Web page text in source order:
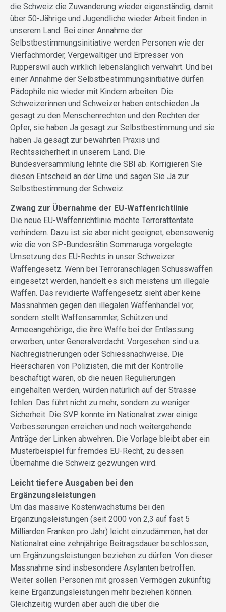
die Schweiz die Zuwanderung wieder eigenständig, damit
über 50-Jährige und Jugendliche wieder Arbeit finden in
unserem Land. Bei einer Annahme der
Selbstbestimmungsinitiative werden Personen wie der
Vierfachmörder, Vergewaltiger und Erpresser von
Rupperswil auch wirklich lebenslänglich verwahrt. Und bei
einer Annahme der Selbstbestimmungsinitiative dürfen
Pädophile nie wieder mit Kindern arbeiten. Die
Schweizerinnen und Schweizer haben entschieden Ja
gesagt zu den Menschenrechten und den Rechten der
Opfer, sie haben Ja gesagt zur Selbstbestimmung und sie
haben Ja gesagt zur bewährten Praxis und
Rechtssicherheit in unserem Land. Die
Bundesversammlung lehnte die SBI ab. Korrigieren Sie
diesen Entscheid an der Urne und sagen Sie Ja zur
Selbstbestimmung der Schweiz.
Zwang zur Übernahme der EU-Waffenrichtlinie
Die neue EU-Waffenrichtlinie möchte Terrorattentate
verhindern. Dazu ist sie aber nicht geeignet, ebensowenig
wie die von SP-Bundesrätin Sommaruga vorgelegte
Umsetzung des EU-Rechts in unser Schweizer
Waffengesetz. Wenn bei Terroranschlägen Schusswaffen
eingesetzt werden, handelt es sich meistens um illegale
Waffen. Das revidierte Waffengesetz sieht aber keine
Massnahmen gegen den illegalen Waffenhandel vor,
sondern stellt Waffensammler, Schützen und
Armeeangehörige, die ihre Waffe bei der Entlassung
erwerben, unter Generalverdacht. Vorgesehen sind u.a.
Nachregistrierungen oder Schiessnachweise. Die
Heerscharen von Polizisten, die mit der Kontrolle
beschäftigt wären, ob die neuen Regulierungen
eingehalten werden, würden natürlich auf der Strasse
fehlen. Das führt nicht zu mehr, sondern zu weniger
Sicherheit. Die SVP konnte im Nationalrat zwar einige
Verbesserungen erreichen und noch weitergehende
Anträge der Linken abwehren. Die Vorlage bleibt aber ein
Musterbeispiel für fremdes EU-Recht, zu dessen
Übernahme die Schweiz gezwungen wird.
Leicht tiefere Ausgaben bei den
Ergänzungsleistungen
Um das massive Kostenwachstums bei den
Ergänzungsleistungen (seit 2000 von 2,3 auf fast 5
Milliarden Franken pro Jahr) leicht einzudämmen, hat der
Nationalrat eine zehnjährige Beitragsdauer beschlossen,
um Ergänzungsleistungen beziehen zu dürfen. Von dieser
Massnahme sind insbesondere Asylanten betroffen.
Weiter sollen Personen mit grossen Vermögen zukünftig
keine Ergänzungsleistungen mehr beziehen können.
Gleichzeitig wurden aber auch die über die